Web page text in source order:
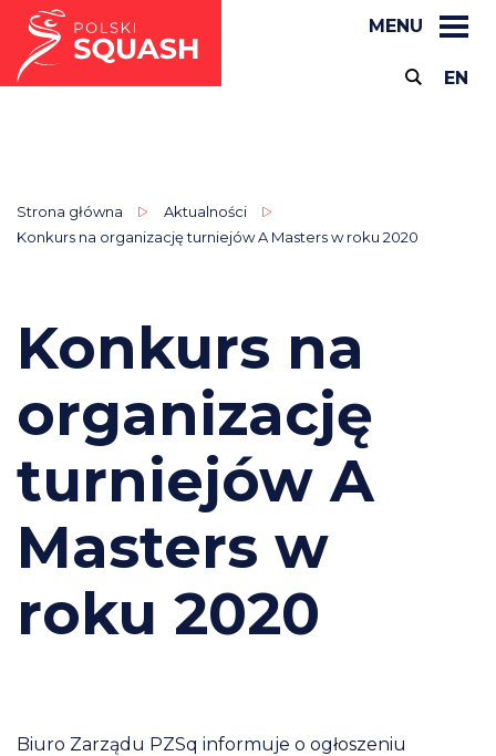
MENU
EN
Strona główna
Aktualności
Konkurs na organizację turniejów A Masters w roku 2020
Konkurs na
organizację
turniejów A
Masters w
roku 2020
Biuro Zarządu PZSq informuje o ogłoszeniu